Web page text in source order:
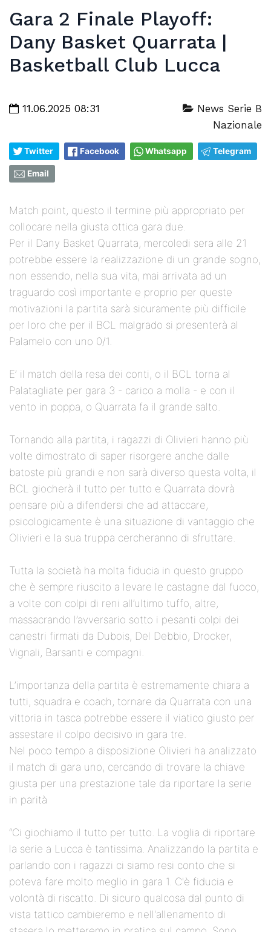
Gara 2 Finale Playoff:
Dany Basket Quarrata |
Basketball Club Lucca
11.06.2025 08:31
News Serie B
Nazionale
Twitter Facebook Whatsapp Telegram
Email
Match point, questo il termine più appropriato per
collocare nella giusta ottica gara due.
Per il Dany Basket Quarrata, mercoledi sera alle 21
potrebbe essere la realizzazione di un grande sogno,
non essendo, nella sua vita, mai arrivata ad un
traguardo così importante e proprio per queste
motivazioni la partita sarà sicuramente più difficile
per loro che per il BCL malgrado si presenterà al
Palamelo con uno 0/1.
E’ il match della resa dei conti, o il BCL torna al
Palatagliate per gara 3 - carico a molla - e con il
vento in poppa, o Quarrata fa il grande salto.
Tornando alla partita, i ragazzi di Olivieri hanno più
volte dimostrato di saper risorgere anche dalle
batoste più grandi e non sarà diverso questa volta, il
BCL giocherà il tutto per tutto e Quarrata dovrà
pensare più a difendersi che ad attaccare,
psicologicamente è una situazione di vantaggio che
Olivieri e la sua truppa cercheranno di sfruttare.
Tutta la società ha molta fiducia in questo gruppo
che è sempre riuscito a levare le castagne dal fuoco,
a volte con colpi di reni all’ultimo tuffo, altre,
massacrando l’avversario sotto i pesanti colpi dei
canestri firmati da Dubois, Del Debbio, Drocker,
Vignali, Barsanti e compagni.
L’importanza della partita è estremamente chiara a
tutti, squadra e coach, tornare da Quarrata con una
vittoria in tasca potrebbe essere il viatico giusto per
assestare il colpo decisivo in gara tre.
Nel poco tempo a disposizione Olivieri ha analizzato
il match di gara uno, cercando di trovare la chiave
giusta per una prestazione tale da riportare la serie
in parità
“Ci giochiamo il tutto per tutto. La voglia di riportare
la serie a Lucca è tantissima. Analizzando la partita e
parlando con i ragazzi ci siamo resi conto che si
poteva fare molto meglio in gara 1. C'è fiducia e
volontà di riscatto. Di sicuro qualcosa dal punto di
vista tattico cambieremo e nell'allenamento di